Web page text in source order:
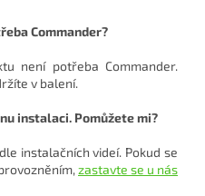
Commander?
není potřeba Commander.
v balení.
instalaci. Pomůžete mi?
instalačních videí. Pokud se
zastavte se u nás